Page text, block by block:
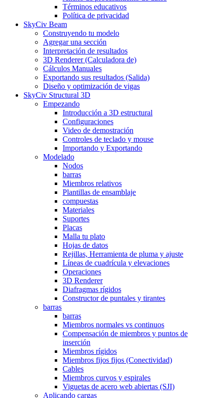
Términos educativos
Política de privacidad
SkyCiv Beam
Construyendo tu modelo
Agregar una sección
Interpretación de resultados
3D Renderer (Calculadora de)
Cálculos Manuales
Exportando sus resultados (Salida)
Diseño y optimización de vigas
SkyCiv Structural 3D
Empezando
Introducción a 3D estructural
Configuraciones
Video de demostración
Controles de teclado y mouse
Importando y Exportando
Modelado
Nodos
barras
Miembros relativos
Plantillas de ensamblaje
compuestas
Materiales
Suportes
Placas
Malla tu plato
Hojas de datos
Rejillas, Herramienta de pluma y ajuste
Líneas de cuadrícula y elevaciones
Operaciones
3D Renderer
Diafragmas rígidos
Constructor de puntales y tirantes
barras
barras
Miembros normales vs continuos
Compensación de miembros y puntos de
inserción
Miembros rígidos
Miembros fijos fijos (Conectividad)
Cables
Miembros curvos y espirales
Viguetas de acero web abiertas (SJI)
Aplicando cargas